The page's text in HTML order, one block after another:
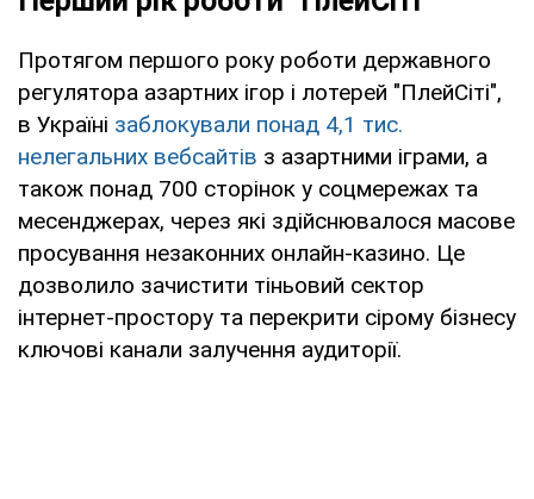
Протягом першого року роботи державного
регулятора азартних ігор і лотерей "ПлейСіті",
в Україні заблокували понад 4,1 тис.
нелегальних вебсайтів з азартними іграми, а
також понад 700 сторінок у соцмережах та
месенджерах, через які здійснювалося масове
просування незаконних онлайн-казино. Це
дозволило зачистити тіньовий сектор
інтернет-простору та перекрити сірому бізнесу
ключові канали залучення аудиторії.